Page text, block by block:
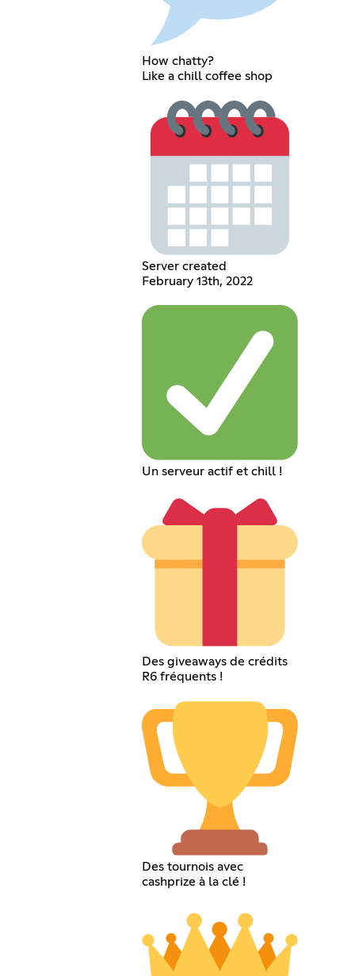
How chatty?
Like a chill coffee shop
Server created
February 13th, 2022
Un serveur actif et chill !
Des giveaways de crédits
R6 fréquents !
Des tournois avec
cashprize à la clé !